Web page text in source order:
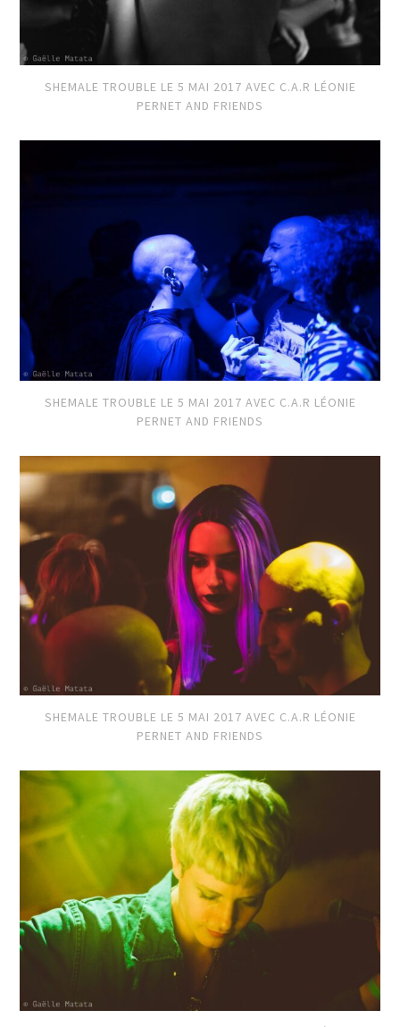
SHEMALE TROUBLE LE 5 MAI 2017 AVEC C.A.R LÉONIE
PERNET AND FRIENDS
SHEMALE TROUBLE LE 5 MAI 2017 AVEC C.A.R LÉONIE
PERNET AND FRIENDS
SHEMALE TROUBLE LE 5 MAI 2017 AVEC C.A.R LÉONIE
PERNET AND FRIENDS